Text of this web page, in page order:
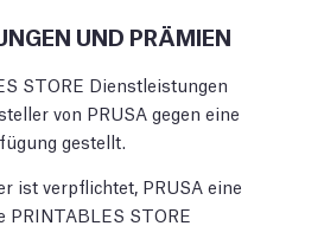
UND PRÄMIEN
STORE Dienstleistungen
von PRUSA gegen eine
gestellt.
ist verpflichtet, PRUSA eine
PRINTABLES STORE